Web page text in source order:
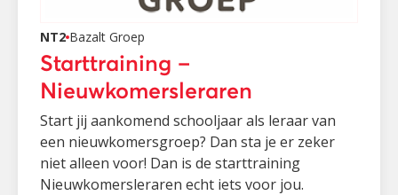
NT2 Bazalt Groep
Starttraining –
Nieuwkomersleraren
Start jij aankomend schooljaar als leraar van
een nieuwkomersgroep? Dan sta je er zeker
niet alleen voor! Dan is de starttraining
Nieuwkomersleraren echt iets voor jou.